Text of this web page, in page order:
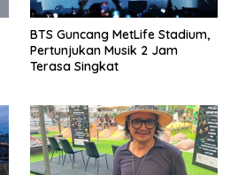
BTS Guncang MetLife Stadium,
Pertunjukan Musik 2 Jam
Terasa Singkat